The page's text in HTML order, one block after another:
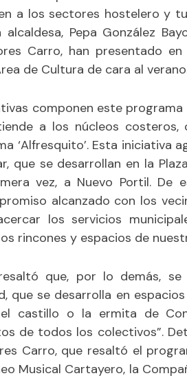
a los sectores hostelero y
Pepa González
Carro, han presentado
de Cultura de cara al
componen este
a los núcleos
‘Alfresquito’. Esta iniciativa
que se desarrollan en la
vez, a Nuevo Portil. De
alcanzado con los
los servicios
rincones y espacios de
que, por lo demás,
que se desarrolla en
castillo o la ermita de
de todos los colectivos”.
Carro, que resaltó el
Musical Cartayero, la